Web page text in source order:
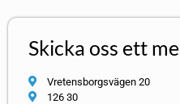
Skicka oss ett
Vretensborgsvägen 20
126 30